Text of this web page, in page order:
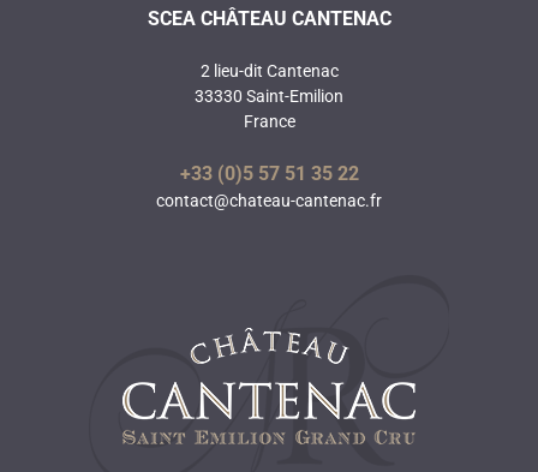
SCEA CHÂTEAU CANTENAC
2 lieu-dit Cantenac
33330 Saint-Emilion
France
+33 (0)5 57 51 35 22
contact@chateau-cantenac.fr